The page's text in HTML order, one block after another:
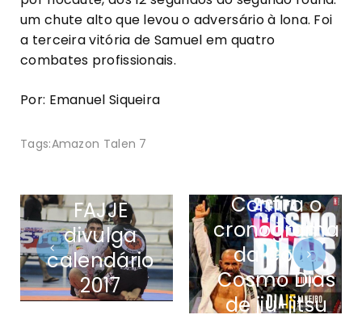
um chute alto que levou o adversário à lona. Foi
a terceira vitória de Samuel em quatro
combates profissionais.
Por: Emanuel Siqueira
Tags:Amazon Talen 7
FAJJE
divulga
calendário
2017
Confira o
cronograma
da Copa
Cosmo Dias
de jiu-jitsu